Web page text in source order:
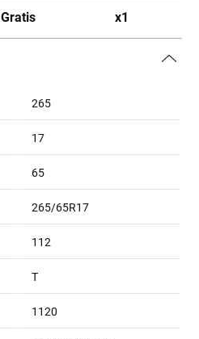
Gratis x1
265
17
65
265/65R17
112
T
1120